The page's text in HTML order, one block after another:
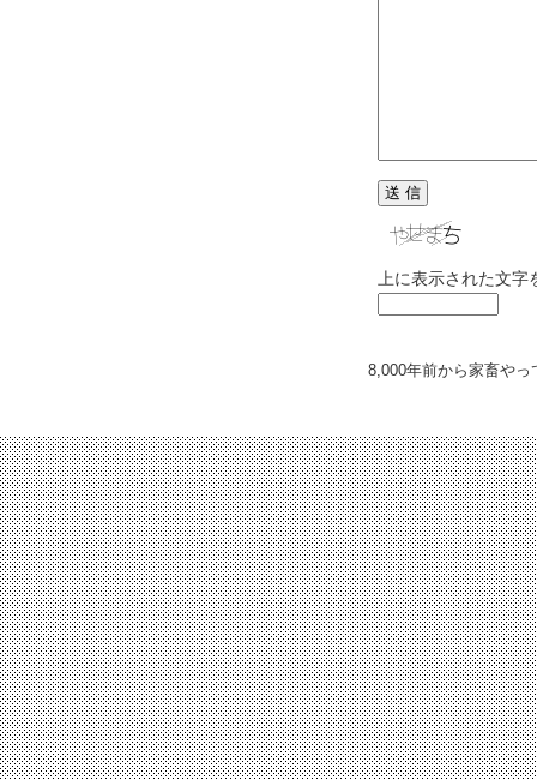
上に表示された文
8,000年前から家畜やっ